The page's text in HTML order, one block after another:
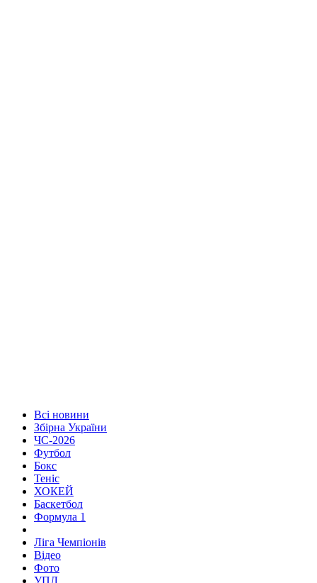
Всі новини
Збірна України
ЧС-2026
Футбол
Бокс
Теніс
ХОКЕЙ
Баскетбол
Формула 1
Ліга Чемпіонів
Відео
Фото